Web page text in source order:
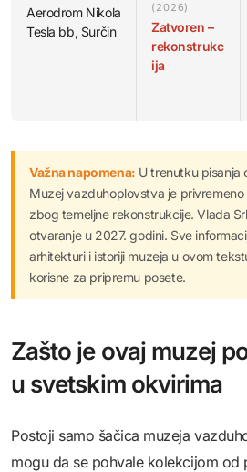
Aerodrom Nikola
Tesla bb, Surčin
(2026)
Zatvoren –
rekonstrukc
ija
Važna napomena: U trenutku
Muzej vazduhoplovstva je
zbog temeljne rekonstrukcije. Vlada
otvaranje u 2027. godini. Sve
arhitekturi i istoriji muzeja u ovom
korisne za pripremu posete.
Zašto je ovaj muzej
u svetskim okvirima
Postoji samo šačica muzeja
mogu da se pohvale kolekcijom od